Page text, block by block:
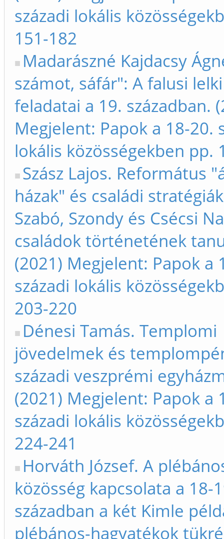
századi lokális
151-182
Madarászné Kajdacsy
számot, sáfár": A falusi
feladatai a 19. században.
Megjelent: Papok a 18-20.
lokális közösségekben pp.
Szász Lajos. Református
házak" és családi
Szabó, Szondy és Csécsi
családok történetének
(2021) Megjelent: Papok a
századi lokális
203-220
Dénesi Tamás. Templomi
jövedelmek és
századi veszprémi
(2021) Megjelent: Papok a
századi lokális
224-241
Horváth József. A
közösség kapcsolata a 18-
században a két Kimle
plébános-hagyatékok